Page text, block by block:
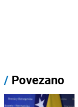
/ Povezano